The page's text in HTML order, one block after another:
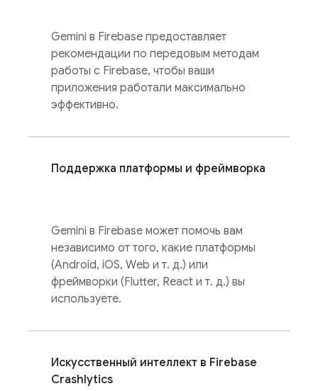
Gemini в Firebase предоставляет
рекомендации по передовым методам
работы с Firebase, чтобы ваши
приложения работали максимально
эффективно.
Поддержка платформы и фреймворка
Gemini в Firebase может помочь вам
независимо от того, какие платформы
(Android, iOS, Web и т. д.) или
фреймворки (Flutter, React и т. д.) вы
используете.
Искусственный интеллект в Firebase
Crashlytics